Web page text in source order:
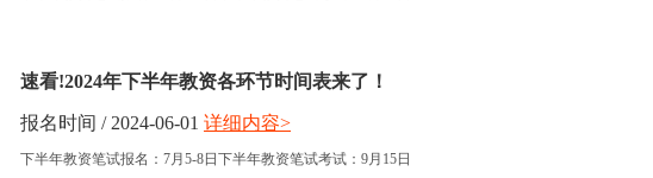
速看!2024年下半年教资各环节时间表来了！
报名时间 / 2024-06-01
下半年教资笔试报名：7月5-8日下半年教资笔试考试：9月15日
详细内容>